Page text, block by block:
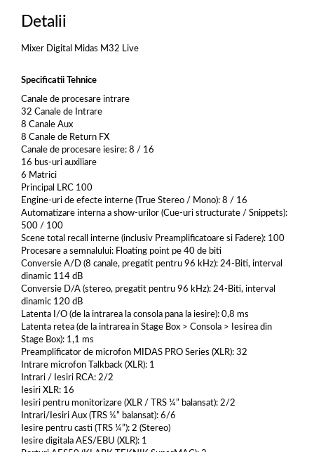
Detalii
Mixer Digital Midas M32 Live
Specificatii Tehnice
Canale de procesare intrare
32 Canale de Intrare
8 Canale Aux
8 Canale de Return FX
Canale de procesare iesire: 8 / 16
16 bus-uri auxiliare
6 Matrici
Principal LRC 100
Engine-uri de efecte interne (True Stereo / Mono): 8 / 16
Automatizare interna a show-urilor (Cue-uri structurate / Snippets):
500 / 100
Scene total recall interne (inclusiv Preamplificatoare si Fadere): 100
Procesare a semnalului: Floating point pe 40 de biti
Conversie A/D (8 canale, pregatit pentru 96 kHz): 24-Biti, interval
dinamic 114 dB
Conversie D/A (stereo, pregatit pentru 96 kHz): 24-Biti, interval
dinamic 120 dB
Latenta I/O (de la intrarea la consola pana la iesire): 0,8 ms
Latenta retea (de la intrarea in Stage Box > Consola > Iesirea din
Stage Box): 1,1 ms
Preamplificator de microfon MIDAS PRO Series (XLR): 32
Intrare microfon Talkback (XLR): 1
Intrari / Iesiri RCA: 2/2
Iesiri XLR: 16
Iesiri pentru monitorizare (XLR / TRS ¼” balansat): 2/2
Intrari/Iesiri Aux (TRS ¼” balansat): 6/6
Iesire pentru casti (TRS ¼”): 2 (Stereo)
Iesire digitala AES/EBU (XLR): 1